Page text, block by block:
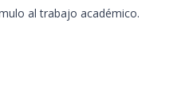
al trabajo académico.